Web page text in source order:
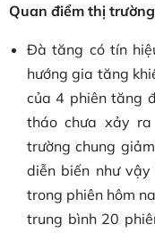
Quan điểm thị trường
Đà tăng có tín
hướng gia tăng
của 4 phiên tăng
tháo chưa xảy
trường chung
diễn biến như
trong phiên hôm
trung bình 20